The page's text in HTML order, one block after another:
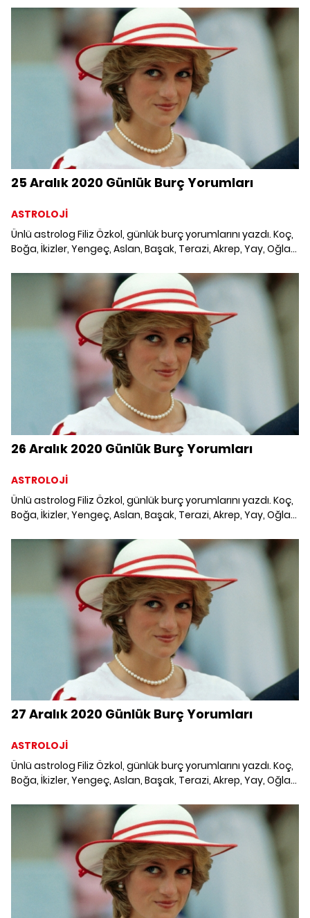
Perşembe Günlük Burç Yorumları; Haftalık burç, yükselen
burç, burç uyumu, burç özellikleri ve günlük astroloji
haberleri burçların dikkat etmesi gereken konular ve merak
edilenler...
25 Aralık 2020 Günlük Burç Yorumları
ASTROLOJİ
Ünlü astrolog Filiz Özkol, günlük burç yorumlarını yazdı. Koç,
Boğa, İkizler, Yengeç, Aslan, Başak, Terazi, Akrep, Yay, Oğlak,
Günlük Burç Yorumları; Haftalık burç, yükselen burç, burç
uyumu, burç özellikleri ve günlük astroloji haberleri burçların
dikkat etmesi gereken konular ve merak edilenler...
26 Aralık 2020 Günlük Burç Yorumları
ASTROLOJİ
Ünlü astrolog Filiz Özkol, günlük burç yorumlarını yazdı. Koç,
Boğa, İkizler, Yengeç, Aslan, Başak, Terazi, Akrep, Yay, Oğlak,
Cumartesi Günlük Burç Yorumları; Haftalık burç, yükselen
burç, burç uyumu, burç özellikleri ve günlük astroloji
haberleri burçların dikkat etmesi gereken konular ve merak
edilenler...
27 Aralık 2020 Günlük Burç Yorumları
ASTROLOJİ
Ünlü astrolog Filiz Özkol, günlük burç yorumlarını yazdı. Koç,
Boğa, İkizler, Yengeç, Aslan, Başak, Terazi, Akrep, Yay, Oğlak,
Günlük Burç Yorumları; Haftalık burç, yükselen burç, burç
uyumu, burç özellikleri ve günlük astroloji haberleri burçların
dikkat etmesi gereken konular ve merak edilenler...